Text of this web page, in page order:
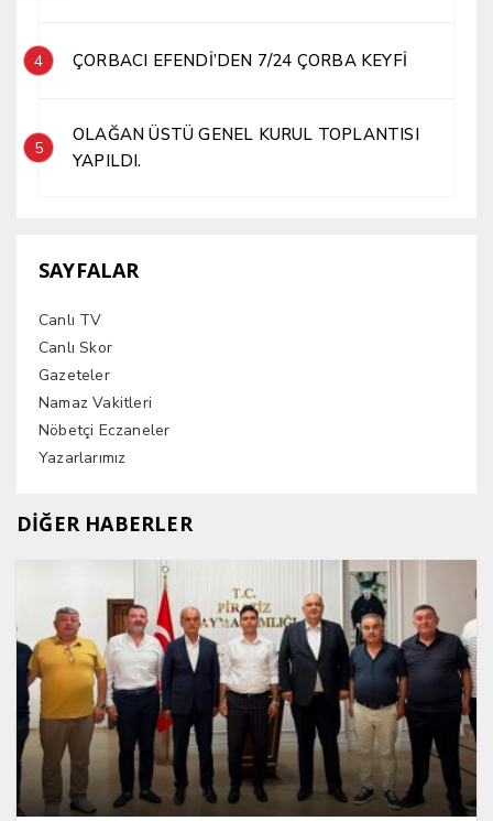
4 ÇORBACI EFENDİ’DEN 7/24 ÇORBA KEYFİ
5
OLAĞAN ÜSTÜ GENEL KURUL TOPLANTISI
YAPILDI.
SAYFALAR
Canlı TV
Canlı Skor
Gazeteler
Namaz Vakitleri
Nöbetçi Eczaneler
Yazarlarımız
DİĞER HABERLER